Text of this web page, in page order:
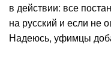
в действии: все
на русский и если не
Надеюсь, уфимцы